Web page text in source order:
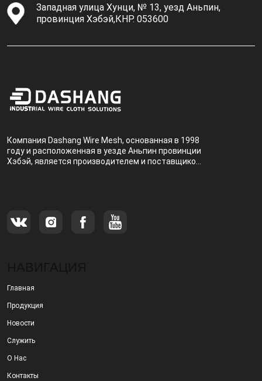
Западная улица Хунци, № 13, уезд Аньпин,
провинция Хэбэй,КНР. 053600
Компания Dashang Wire Mesh, основанная в 1998
году и расположенная в уезде Аньпин провинции
Хэбэй, является производителем и поставщиком,
Главная
Продукция
Новости
Служить
О Нас
Контакты